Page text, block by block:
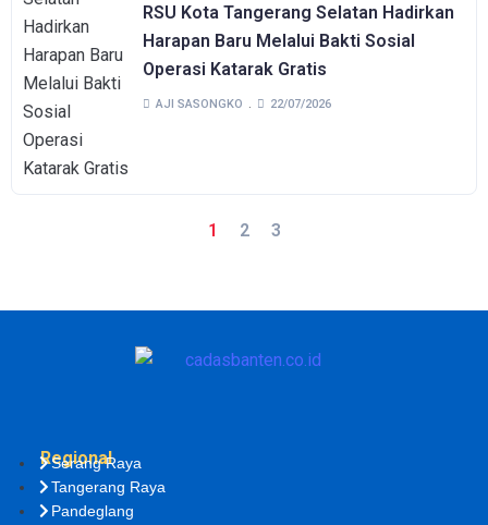
RSU Kota Tangerang Selatan Hadirkan
Harapan Baru Melalui Bakti Sosial
Operasi Katarak Gratis
AJI SASONGKO 22/07/2026
1 2 3
Regional
Serang Raya
Tangerang Raya
Pandeglang